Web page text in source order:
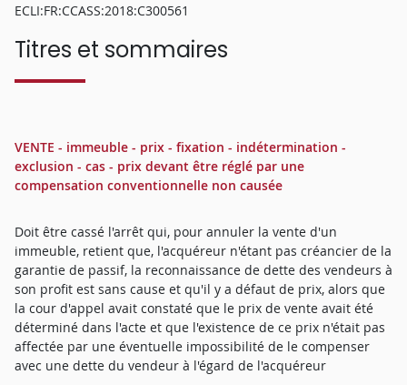
ECLI:FR:CCASS:2018:C300561
Titres et sommaires
VENTE - immeuble - prix - fixation - indétermination -
exclusion - cas - prix devant être réglé par une
compensation conventionnelle non causée
Doit être cassé l'arrêt qui, pour annuler la vente d'un
immeuble, retient que, l'acquéreur n'étant pas créancier de la
garantie de passif, la reconnaissance de dette des vendeurs à
son profit est sans cause et qu'il y a défaut de prix, alors que
la cour d'appel avait constaté que le prix de vente avait été
déterminé dans l'acte et que l'existence de ce prix n'était pas
affectée par une éventuelle impossibilité de le compenser
avec une dette du vendeur à l'égard de l'acquéreur